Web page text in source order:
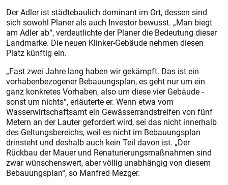
Der Adler ist städtebaulich dominant im Ort, dessen sind
sich sowohl Planer als auch Investor bewusst. „Man biegt
am Adler ab“, verdeutlichte der Planer die Bedeutung dieser
Landmarke. Die neuen Klinker-Gebäude nehmen diesen
Platz künftig ein.
„Fast zwei Jahre lang haben wir gekämpft. Das ist ein
vorhabenbezogener Bebauungsplan, es geht nur um ein
ganz konkretes Vorhaben, also um diese vier Gebäude -
sonst um nichts“, erläuterte er. Wenn etwa vom
Wasserwirtschaftsamt ein Gewässerrandstreifen von fünf
Metern an der Lauter gefordert wird, sei das nicht innerhalb
des Geltungsbereichs, weil es nicht im Bebauungsplan
drinsteht und deshalb auch kein Teil davon ist. „Der
Rückbau der Mauer und Renaturierungsmaßnahmen sind
zwar wünschenswert, aber völlig unabhängig von diesem
Bebauungsplan“, so Manfred Mezger.